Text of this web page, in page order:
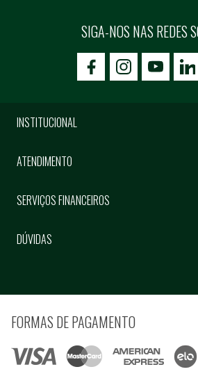
SIGA-NOS NAS REDES
icon-facebookicon-social02
icon-
INSTITUCIONAL
ATENDIMENTO
SERVIÇOS FINANCEIROS
DÚVIDAS
FORMAS DE PAGAMENTO